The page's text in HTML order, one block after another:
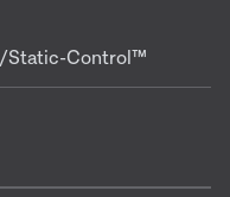
Static-Control™